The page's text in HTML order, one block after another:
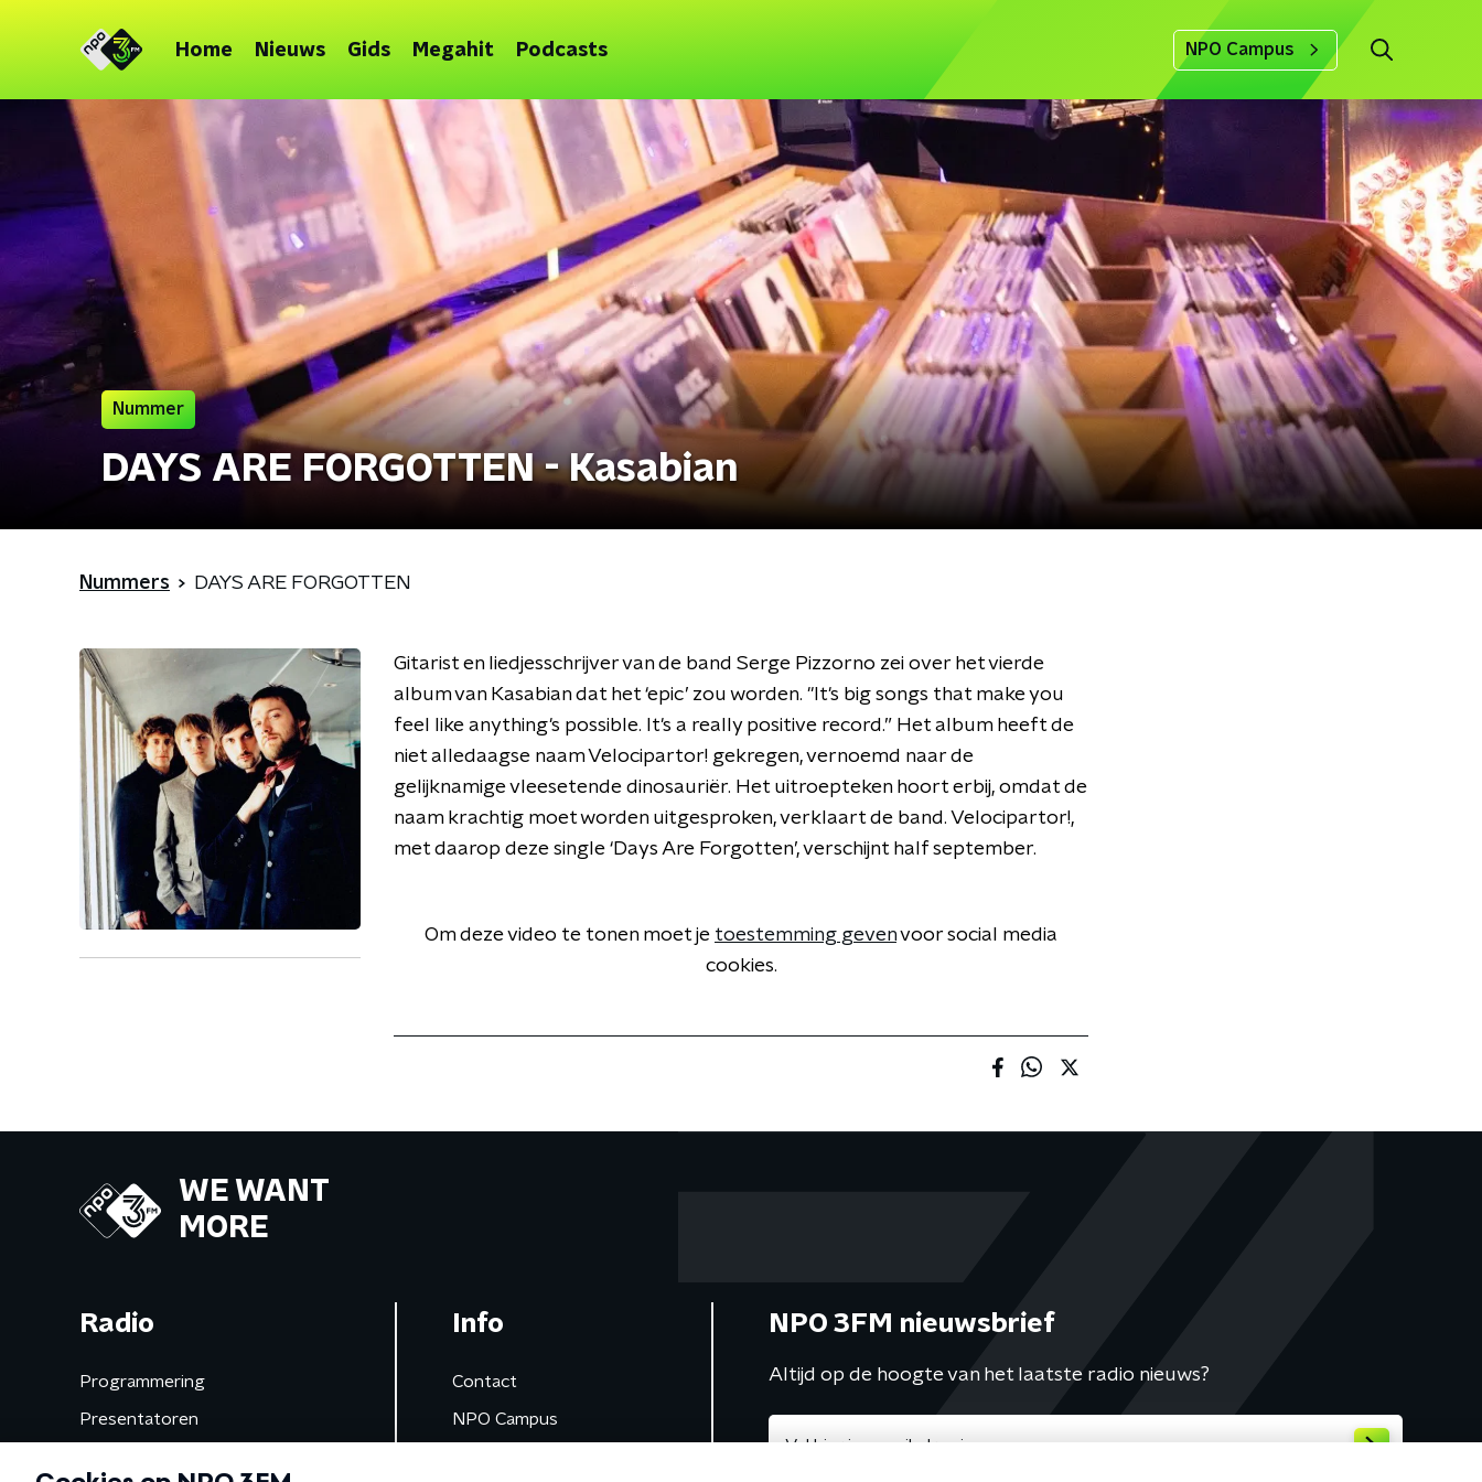
Home Nieuws Gids Megahit Podcasts NPO Campus
Nummer
DAYS ARE FORGOTTEN - Kasabian
Nummers DAYS ARE FORGOTTEN
Gitarist en liedjesschrijver van de band Serge Pizzorno zei over het vierde
album van Kasabian dat het ‘epic’ zou worden. "It's big songs that make you
feel like anything's possible. It's a really positive record.” Het album heeft de
niet alledaagse naam Velocipartor! gekregen, vernoemd naar de
gelijknamige vleesetende dinosauriër. Het uitroepteken hoort erbij, omdat de
naam krachtig moet worden uitgesproken, verklaart de band. Velocipartor!,
met daarop deze single ‘Days Are Forgotten’, verschijnt half september.
Om deze video te tonen moet je toestemming gevenvoor social media
cookies.
WE WANT
MORE
Radio
Programmering
Presentatoren
Info
Contact
NPO Campus
NPO 3FM nieuwsbrief
Altijd op de hoogte van het laatste radio nieuws?